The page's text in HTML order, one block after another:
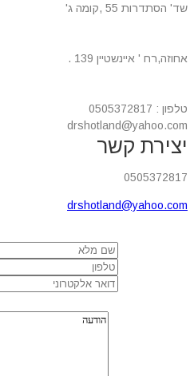
שד' הסתדרות 55 ,קומה ג'
אחוזה,רח ' איינשטיין 139 .
טלפון : 0505372817
drshotland@yahoo.com
יצירת קשר
0505372817
drshotland@yahoo.com